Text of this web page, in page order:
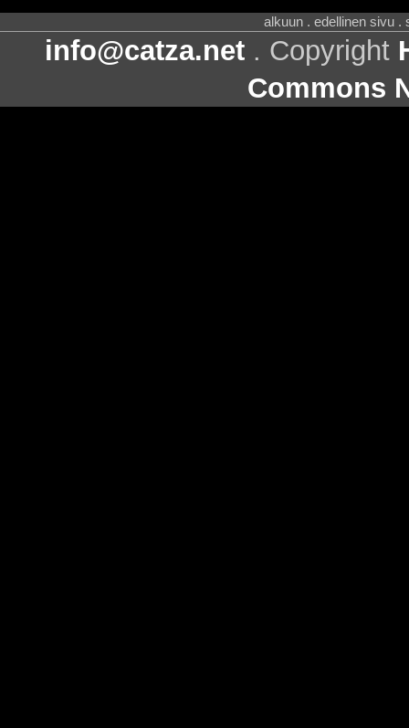
alkuun . edellinen sivu .
info@catza.net . Copyright
Commons